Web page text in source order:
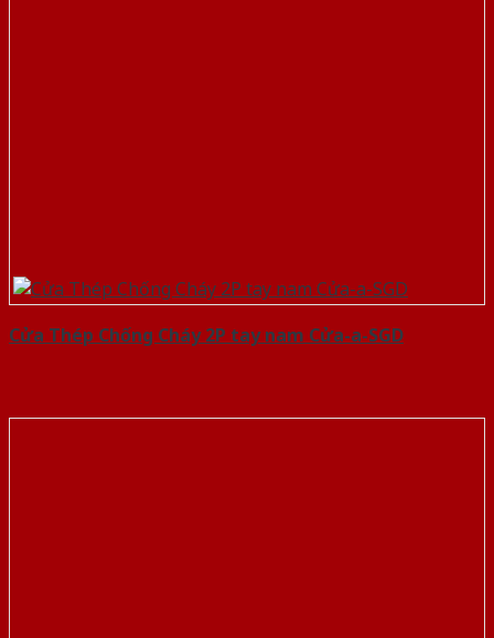
Cửa Thép Chống Cháy 2P tay nam Cửa-a-SGD